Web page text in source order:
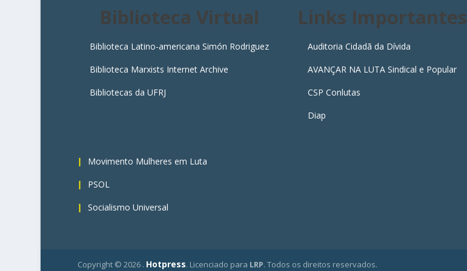
Biblioteca Virtual
Biblioteca Latino-americana Simón Rodriguez
Biblioteca Marxists Internet Archive
Bibliotecas da UFRJ
Links Importantes
Auditoria Cidadã da Dívida
AVANÇAR NA LUTA Sindical e Popular
CSP Conlutas
Diap
Movimento Mulheres em Luta
PSOL
Socialismo Universal
Copyright © 2026 . Hotpress. Licenciado para LRP. Todos os direitos reservados.